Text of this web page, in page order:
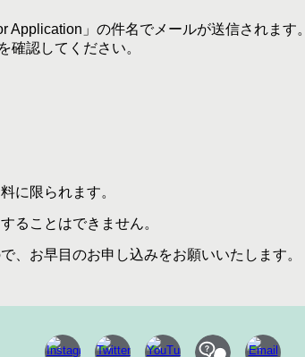
Application」の件名でメールが送信されます。
確認してください。
に限られます。
ることはできません。
、お早目のお申し込みをお願いいたします。